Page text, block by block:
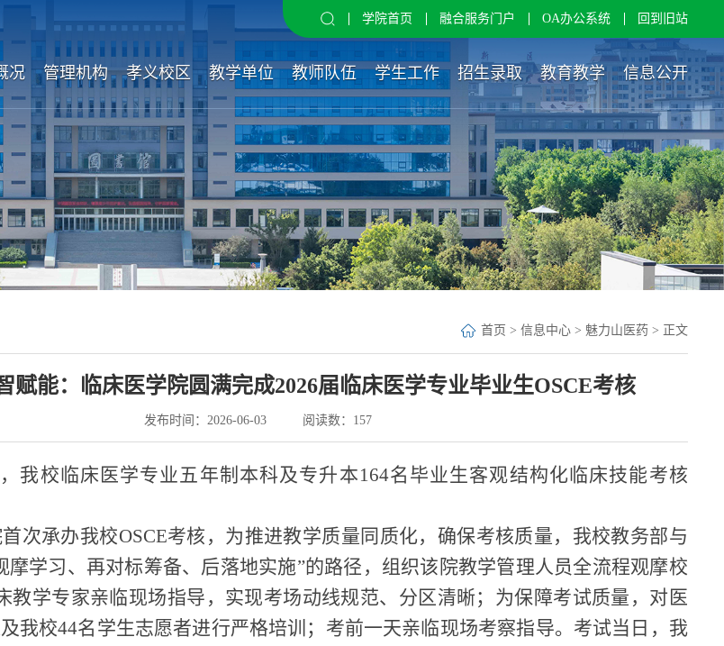
学院首页 融合服务门户 OA办公系统 回到旧站
况 管理机构 孝义校区 教学单位 教师队伍 学生工作 招生录取 教育教学 信息公开
首页 > 信息中心> 魅力山医药 > 正文
赋能：临床医学院圆满完成2026届临床医学专业毕业生OSCE考核
发布时间：2026-06-03 阅读数： 157
我校临床医学专业五年制本科及专升本164名毕业生客观结构化临床技能考核
次承办我校OSCE考核，为推进教学质量同质化，确保考核质量，我校教务部与
摩学习、再对标筹备、后落地实施”的路径，组织该院教学管理人员全流程观摩校
教学专家亲临现场指导，实现考场动线规范、分区清晰；为保障考试质量，对医
我校44名学生志愿者进行严格培训；考前一天亲临现场考察指导。考试当日，我